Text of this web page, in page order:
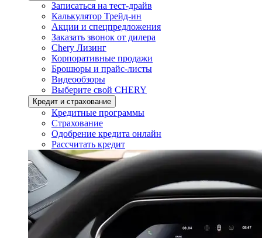
Записаться на тест-драйв
Калькулятор Трейд-ин
Акции и спецпредложения
Заказать звонок от дилера
Chery Лизинг
Корпоративные продажи
Брошюры и прайс-листы
Видеообзоры
Выберите свой CHERY
Кредит и страхование
Кредитные программы
Страхование
Одобрение кредита онлайн
Рассчитать кредит